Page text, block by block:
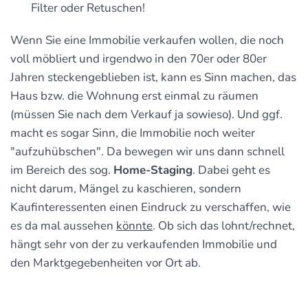
Filter oder Retuschen!
Wenn Sie eine Immobilie verkaufen wollen, die noch
voll möbliert und irgendwo in den 70er oder 80er
Jahren steckengeblieben ist, kann es Sinn machen, das
Haus bzw. die Wohnung erst einmal zu räumen
(müssen Sie nach dem Verkauf ja sowieso). Und ggf.
macht es sogar Sinn, die Immobilie noch weiter
"aufzuhübschen". Da bewegen wir uns dann schnell
im Bereich des sog. Home-Staging. Dabei geht es
nicht darum, Mängel zu kaschieren, sondern
Kaufinteressenten einen Eindruck zu verschaffen, wie
es da mal aussehen könnte. Ob sich das lohnt/rechnet,
hängt sehr von der zu verkaufenden Immobilie und
den Marktgegebenheiten vor Ort ab.